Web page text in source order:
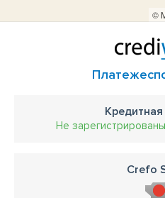
©
Не
Crefo